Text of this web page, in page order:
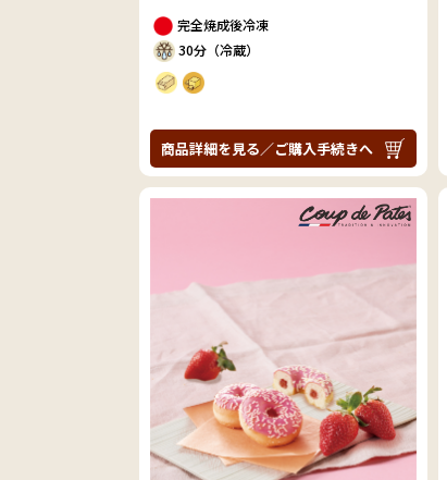
完全焼成後冷凍
30分（冷蔵）
商品詳細を見る／ご購入手続きへ